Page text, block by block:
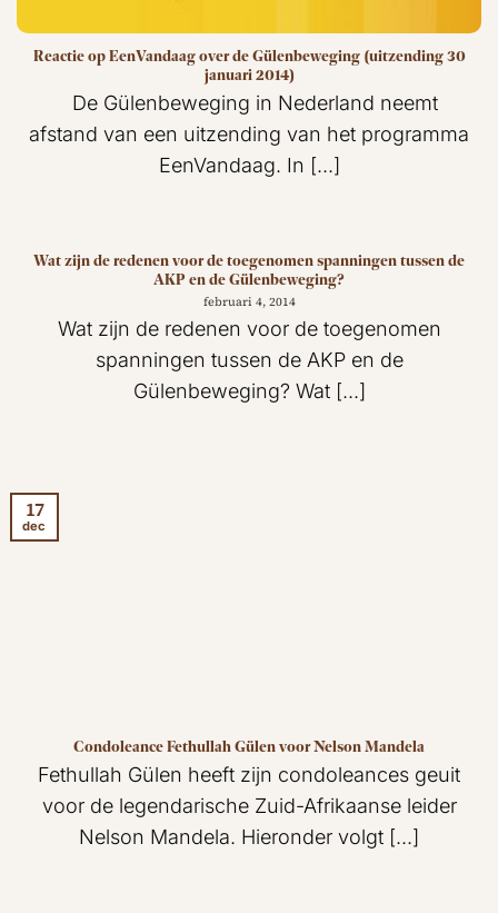
Reactie op EenVandaag over de Gülenbeweging (uitzending 30
januari 2014)
De Gülenbeweging in Nederland neemt
afstand van een uitzending van het programma
EenVandaag. In [...]
Wat zijn de redenen voor de toegenomen spanningen tussen de
AKP en de Gülenbeweging?
februari 4, 2014
Wat zijn de redenen voor de toegenomen
spanningen tussen de AKP en de
Gülenbeweging? Wat [...]
Condoleance Fethullah Gülen voor Nelson Mandela
Fethullah Gülen heeft zijn condoleances geuit
voor de legendarische Zuid-Afrikaanse leider
Nelson Mandela. Hieronder volgt [...]
17
dec